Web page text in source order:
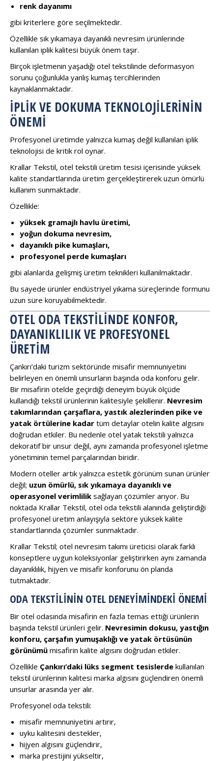
renk dayanımı
gibi kriterlere göre seçilmektedir.
Özellikle sık yıkamaya dayanıklı nevresim ürünlerinde
kullanılan iplik kalitesi büyük önem taşır.
Birçok işletmenin yaşadığı otel tekstilinde deformasyon
sorunu çoğunlukla yanlış kumaş tercihlerinden
kaynaklanmaktadır.
İPLIK VE DOKUMA TEKNOLOJILERININ
ÖNEMI
Profesyonel üretimde yalnızca kumaş değil kullanılan iplik
teknolojisi de kritik rol oynar.
Krallar Tekstil, otel tekstili üretim tesisi içerisinde yüksek
kalite standartlarında üretim gerçekleştirerek uzun ömürlü
kullanım sunmaktadır.
Özellikle:
yüksek gramajlı havlu üretimi,
yoğun dokuma nevresim,
dayanıklı pike kumaşları,
profesyonel perde kumaşları
gibi alanlarda gelişmiş üretim teknikleri kullanılmaktadır.
Bu sayede ürünler endüstriyel yıkama süreçlerinde formunu
uzun süre koruyabilmektedir.
OTEL ODA TEKSTILINDE KONFOR,
DAYANIKLILIK VE PROFESYONEL
ÜRETIM
Çankırı’daki turizm sektöründe misafir memnuniyetini
belirleyen en önemli unsurların başında oda konforu gelir.
Bir misafirin otelde geçirdiği deneyim büyük ölçüde
kullandığı tekstil ürünlerinin kalitesiyle şekillenir. Nevresim
takımlarından çarşaflara, yastık alezlerinden pike ve
yatak örtülerine kadar tüm detaylar otelin kalite algısını
doğrudan etkiler. Bu nedenle otel yatak tekstili yalnızca
dekoratif bir unsur değil, aynı zamanda profesyonel işletme
yönetiminin temel parçalarından biridir.
Modern oteller artık yalnızca estetik görünüm sunan ürünler
değil; uzun ömürlü, sık yıkamaya dayanıklı ve
operasyonel verimlilik sağlayan çözümler arıyor. Bu
noktada Krallar Tekstil, otel oda tekstili alanında geliştirdiği
profesyonel üretim anlayışıyla sektöre yüksek kalite
standartlarında çözümler sunmaktadır.
Krallar Tekstil; otel nevresim takımı üreticisi olarak farklı
konseptlere uygun koleksiyonlar geliştirirken aynı zamanda
dayanıklılık, hijyen ve misafir konforunu ön planda
tutmaktadır.
ODA TEKSTILININ OTEL DENEYIMINDEKI ÖNEMI
Bir otel odasında misafirin en fazla temas ettiği ürünlerin
başında tekstil ürünleri gelir. Nevresimin dokusu, yastığın
konforu, çarşafın yumuşaklığı ve yatak örtüsünün
görünümü misafirin kalite algısını doğrudan etkiler.
Özellikle Çankırı’daki lüks segment tesislerde kullanılan
tekstil ürünlerinin kalitesi marka algısını güçlendiren önemli
unsurlar arasında yer alır.
Profesyonel oda tekstili:
misafir memnuniyetini artırır,
uyku kalitesini destekler,
hijyen algısını güçlendirir,
marka prestijini yükseltir,